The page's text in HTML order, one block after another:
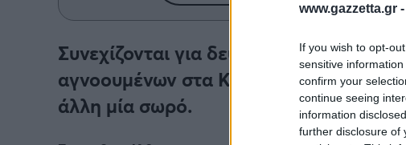
www.gazzetta.gr -
If you wish to opt-
sensitive
confirm your
continue seeing
information
further disclosure of
Συνεχίζονται για δεύτερη ημέρα οι
αγνοουμένων στα Κύθηρα. Νωρίτερα
άλλη μία σωρό.